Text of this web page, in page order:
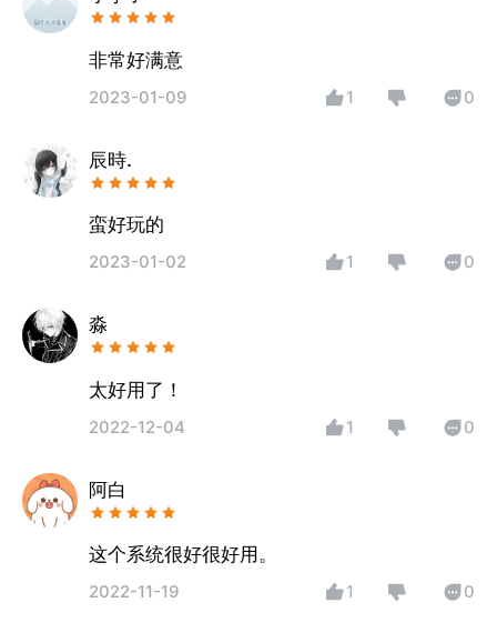
非常好满意
2023-01-09 1 0
辰時.
2023-01-02 1 0
淼
太好用了！
2022-12-04 1 0
阿白
这个系统很好很好用。
2022-11-19 1 0